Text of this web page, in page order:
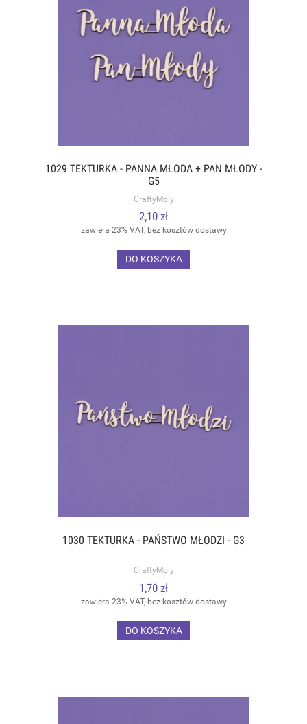
1029 TEKTURKA - PANNA MŁODA + PAN MŁODY -
G5
CraftyMoly
2,10 zł
zawiera 23% VAT, bez kosztów dostawy
DO KOSZYKA
1030 TEKTURKA - PAŃSTWO MŁODZI - G3
CraftyMoly
1,70 zł
zawiera 23% VAT, bez kosztów dostawy
DO KOSZYKA